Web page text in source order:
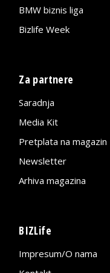
BMW biznis liga
Bizlife Week
Za partnere
Saradnja
Media Kit
Pretplata na magazin
Newsletter
Arhiva magazina
BIZLife
Impresum/O nama